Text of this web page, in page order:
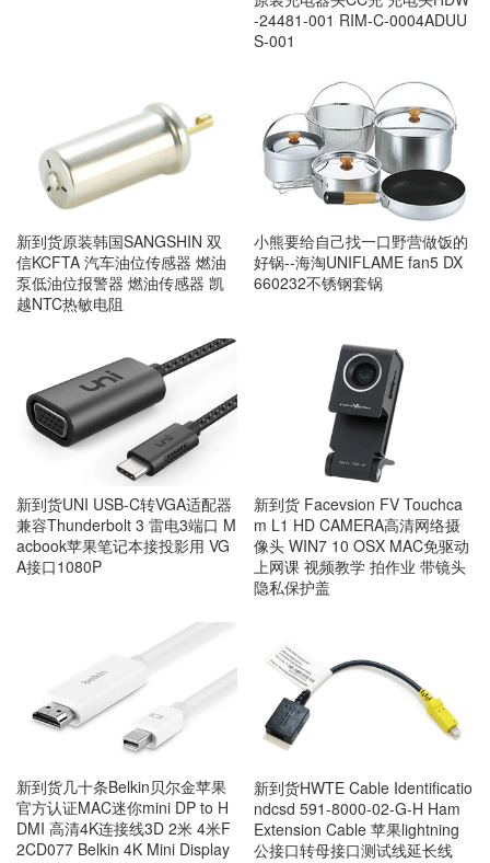
-24481-001 RIM-C-0004ADUU
S-001
新到货原装韩国SANGSHIN 双
信KCFTA 汽车油位传感器 燃油
泵低油位报警器 燃油传感器 凯
越NTC热敏电阻
小熊要给自己找一口野营做饭的
好锅--海淘UNIFLAME fan5 DX
660232不锈钢套锅
新到货UNI USB-C转VGA适配器
兼容Thunderbolt 3 雷电3端口 M
acbook苹果笔记本接投影用 VG
A接口1080P
新到货 Facevsion FV Touchca
m L1 HD CAMERA高清网络摄
像头 WIN7 10 OSX MAC免驱动
上网课 视频教学 拍作业 带镜头
隐私保护盖
新到货几十条Belkin贝尔金苹果
官方认证MAC迷你mini DP to H
DMI 高清4K连接线3D 2米 4米F
2CD077 Belkin 4K Mini Display
新到货HWTE Cable Identificatio
ndcsd 591-8000-02-G-H Ham
Extension Cable 苹果lightning
公接口转母接口测试线延长线